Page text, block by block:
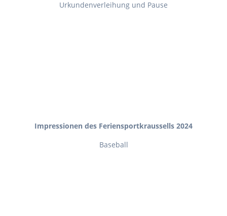
Urkundenverleihung und Pause
Impressionen des Feriensportkraussells 2024
Baseball